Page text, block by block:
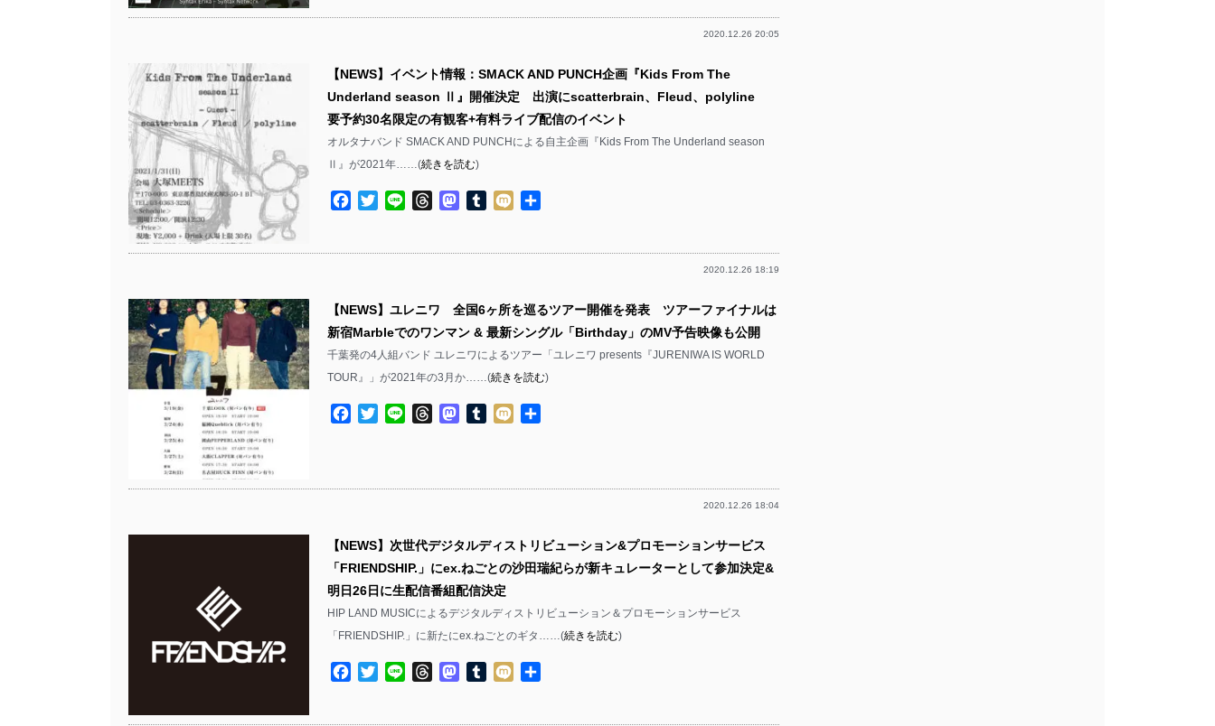
2020.12.26 20:05
【NEWS】イベント情報：SMACK AND PUNCH企画『Kids From The
Underland season Ⅱ』開催決定 出演にscatterbrain、Fleud、polyline
要予約30名限定の有観客+有料ライブ配信のイベント
オルタナバンド SMACK AND PUNCHによる自主企画『Kids From The Underland season
Ⅱ』が2021年……(続きを読む)
Facebook
TwitterLine ThreadsMastodon
TumblrMixi
2020.12.26 18:19
【NEWS】ユレニワ 全国6ヶ所を巡るツアー開催を発表 ツアーファイナルは
新宿Marbleでのワンマン & 最新シングル「Birthday」のMV予告映像も公開
千葉発の4人組バンド ユレニワによるツアー「ユレニワ presents『JURENIWA IS WORLD
TOUR』」が2021年の3月か……(続きを読む)
Facebook
TwitterLine ThreadsMastodon
TumblrMixi
2020.12.26 18:04
【NEWS】次世代デジタルディストリビューション&プロモーションサービス
「FRIENDSHIP.」にex.ねごとの沙田瑞紀らが新キュレーターとして参加決定&
明日26日に生配信番組配信決定
HIP LAND MUSICによるデジタルディストリビューション＆プロモーションサービス
「FRIENDSHIP.」に新たにex.ねごとのギタ……(続きを読む)
Facebook
TwitterLine ThreadsMastodon
TumblrMixi